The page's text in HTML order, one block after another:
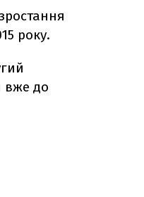
року.
вже до